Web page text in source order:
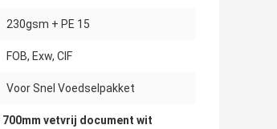
230gsm + PE 15
FOB, Exw, CIF
Voor Snel Voedselpakket
700mm vetvrij document wit